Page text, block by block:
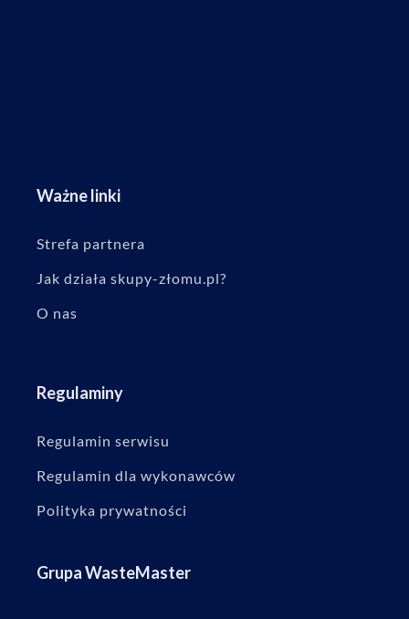
Ważne linki
Strefa partnera
Jak działa skupy-złomu.pl?
O nas
Regulaminy
Regulamin serwisu
Regulamin dla wykonawców
Polityka prywatności
Grupa WasteMaster